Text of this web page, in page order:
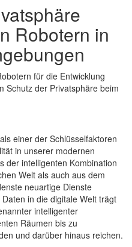
Robotern in
für die Entwicklung
Schutz der Privatsphäre beim
einer der Schlüsselfaktoren
in unserer modernen
der intelligenten Kombination
Welt als auch aus dem
neuartige Dienste
in die digitale Welt trägt
intelligenter
Räumen bis zu
und darüber hinaus reichen.